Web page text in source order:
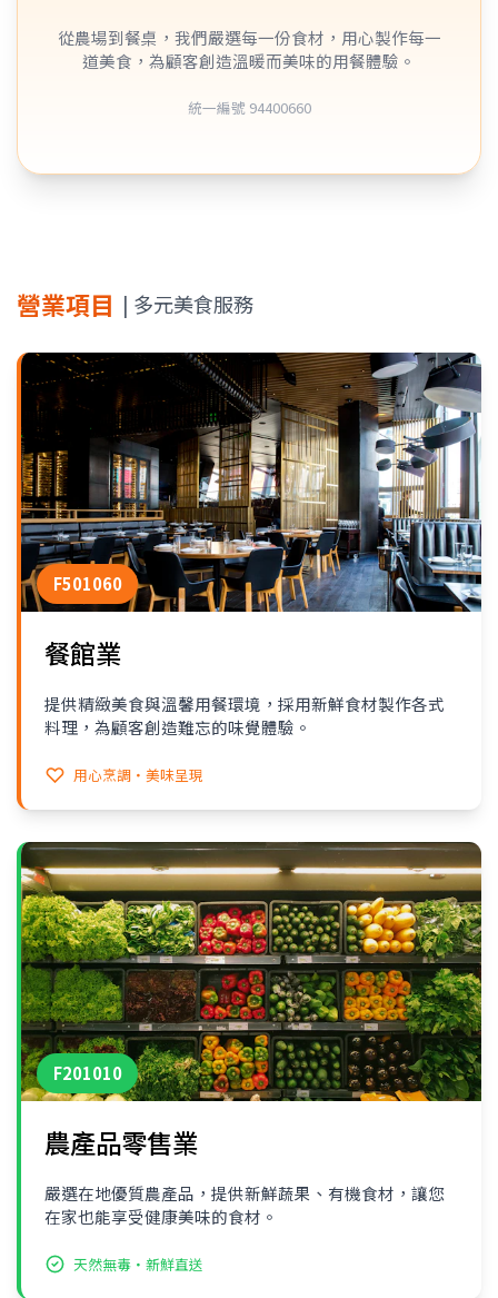
從農場到餐桌，我們嚴選每一份食材，用心製作每一
道美食，為顧客創造溫暖而美味的用餐體驗。
統一編號 94400660
營業項目 | 多元美食服務
F501060
餐館業
提供精緻美食與溫馨用餐環境，採用新鮮食材製作各式
料理，為顧客創造難忘的味覺體驗。
用心烹調・美味呈現
F201010
農產品零售業
嚴選在地優質農產品，提供新鮮蔬果、有機食材，讓您
在家也能享受健康美味的食材。
天然無毒・新鮮直送